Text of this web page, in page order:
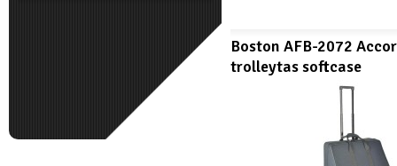
Boston AFB-2072
trolleytas softcase